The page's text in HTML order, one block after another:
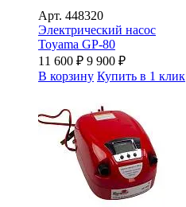
Арт. 448320
Электрический насос
Toyama GP-80
11 600 ₽ 9 900 ₽
В корзину Купить в 1 клик